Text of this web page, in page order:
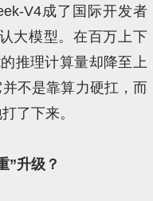
V4成了国际开发者
大模型。在百万上下
推理计算量却降至上
不是靠算力硬扛，而
了下来。
”升级？